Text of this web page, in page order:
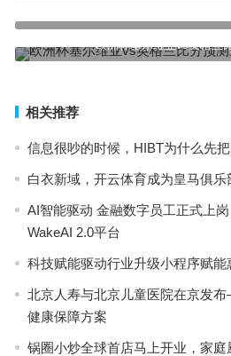
欧洲杯塞尔维亚vs英格兰
相关推荐
信息很吵的时候，HIBT为什么先
白衣新域，开云体育成为皇马俱乐
AI智能驱动 金融数字员工正式上
WakeAI 2.0平台
科技赋能驱动行业升级小程序赋
北京人寿与北京儿童医院在京发
健康保障方案
锅圈小炒全球首店马上开业，家庭